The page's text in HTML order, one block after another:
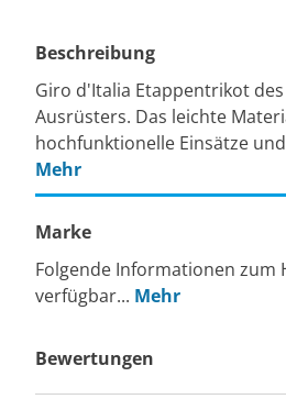
Beschreibung
Giro d'Italia Etappentrikot
Ausrüsters. Das leichte
hochfunktionelle Einsätze
Mehr
Marke
Folgende Informationen zum
verfügbar... Mehr
Bewertungen